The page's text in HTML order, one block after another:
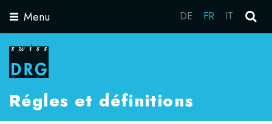
Toggle
Menu DE FR IT
Régles et définitions